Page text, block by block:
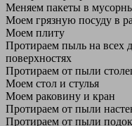
Меняем пакеты в
Моем грязную посуду в
Моем плиту
Протираем пыль на всех
поверхностях
Протираем от пыли
Моем стол и стулья
Моем раковину и кран
Протираем от пыли
Протираем от пыли